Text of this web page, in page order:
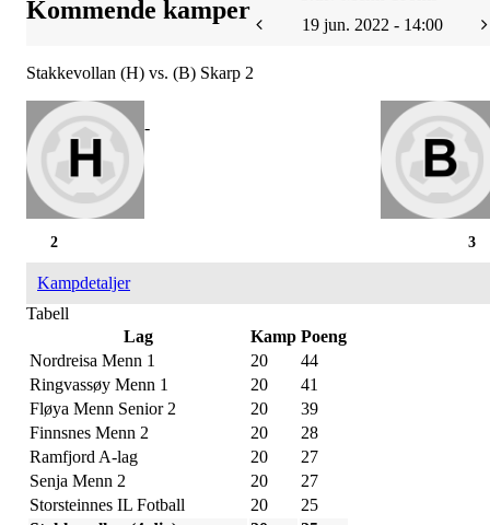
Kommende kamper
19 jun. 2022 - 14:00
Stakkevollan (H) vs. (B) Skarp 2
-
3
2
Kampdetaljer
Tabell
Lag
Kamp Poeng
Nordreisa Menn 1
20
44
Ringvassøy Menn 1
20
41
Fløya Menn Senior 2
20
39
Finnsnes Menn 2
20
28
Ramfjord A-lag
20
27
Senja Menn 2
20
27
Storsteinnes IL Fotball
20
25